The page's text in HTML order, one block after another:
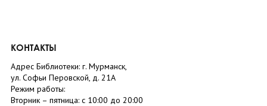
КОНТАКТЫ
Адрес Библиотеки: г. Мурманск,
ул. Софьи Перовской, д. 21А
Режим работы:
Вторник – пятница: с 10:00 до 20:00